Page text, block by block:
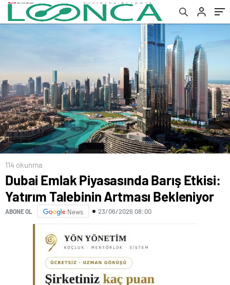
114 okunma
Dubai Emlak Piyasasında Barış Etkisi:
Yatırım Talebinin Artması Bekleniyor
ABONE OL News 23/06/2026 08:00